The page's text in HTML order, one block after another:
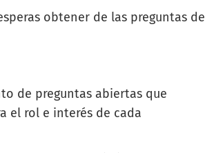
obtener de las preguntas de
de preguntas abiertas que
el rol e interés de cada